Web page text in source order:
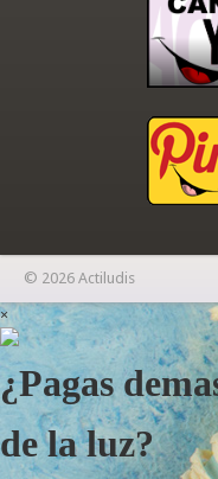
© 2026 Actiludis
×
¿Pagas
de la luz?